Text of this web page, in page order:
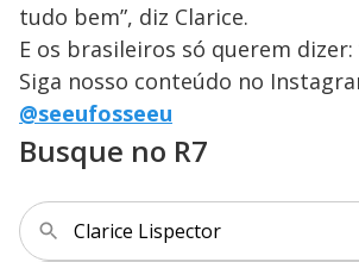
tudo bem”, diz Clarice.
E os brasileiros só querem dizer:
Siga nosso conteúdo no
@seeufosseeu
Busque no R7
Clarice Lispector